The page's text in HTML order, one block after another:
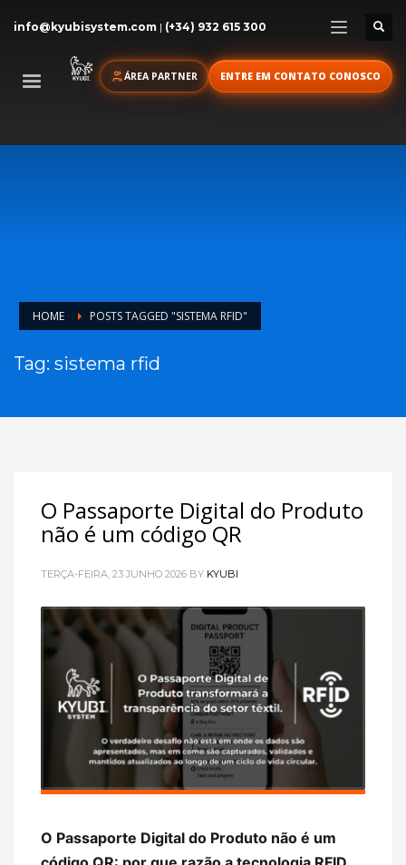
info@kyubisystem.com | (+34) 932 615 300
ÁREA PARTNER ENTRE EM CONTATO CONOSCO
HOME POSTS TAGGED "SISTEMA RFID"
Tag: sistema rfid
O Passaporte Digital do Produto
não é um código QR
TERÇA-FEIRA, 23 JUNHO 2026 BY KYUBI
O Passaporte Digital do Produto não é um